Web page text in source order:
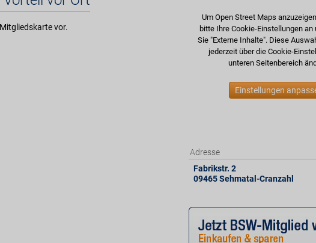
vor.
Um Open Street Maps
bitte Ihre Cookie-Einstellungen an
Sie "Externe Inhalte". Diese
jederzeit über die Cookie-
unteren Seitenbereich
Einstellungen
Adresse
Fabrikstr. 2
09465Sehmatal-Cranzahl